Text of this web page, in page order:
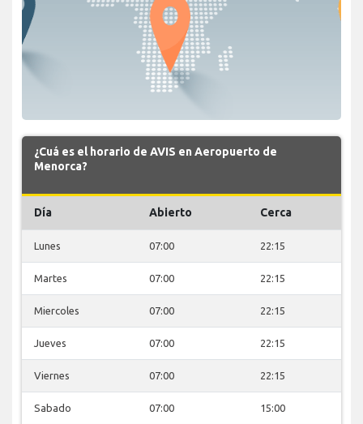
¿Cuá es el horario de AVIS en Aeropuerto de
Menorca?
Día Abierto Cerca
Lunes 07:00 22:15
Martes 07:00 22:15
Miercoles 07:00 22:15
Jueves 07:00 22:15
Viernes 07:00 22:15
Sabado 07:00 15:00